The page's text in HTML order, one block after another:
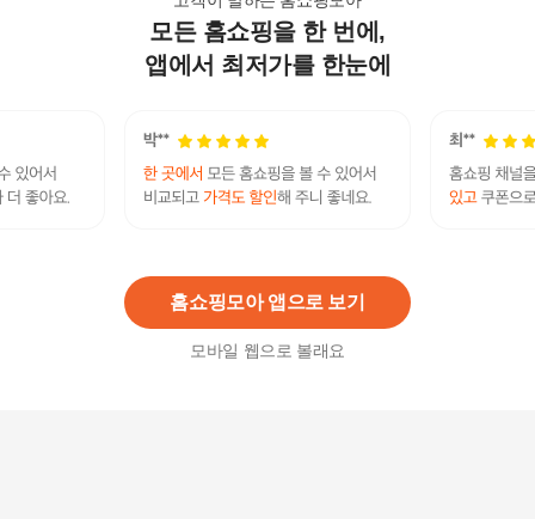
모든 홈쇼핑을 한 번에,
앱에서 최저가를 한눈에
홈쇼핑모아 앱으로 보기
모바일 웹으로 볼래요
뱃살보정 여자보정속옷 신축성 좋은 레이스 사각
거들 쉐이퍼
11,900 원
셀러허브 패션 빅사이즈사랑해요 C919L103 복부